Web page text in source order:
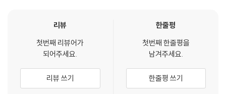
리뷰
첫번째 리뷰어가
되어주세요.
리뷰 쓰기
한줄평
첫번째 한줄평을
남겨주세요.
한줄평 쓰기